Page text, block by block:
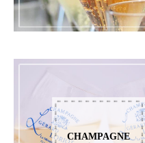
CHAMPAGNE